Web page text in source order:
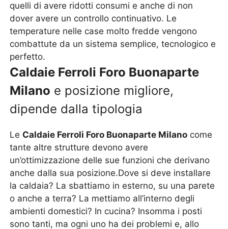
quelli di avere ridotti consumi e anche di non
dover avere un controllo continuativo. Le
temperature nelle case molto fredde vengono
combattute da un sistema semplice, tecnologico e
perfetto.
Caldaie Ferroli Foro Buonaparte
Milano e posizione migliore,
dipende dalla tipologia
Le Caldaie Ferroli Foro Buonaparte Milano come
tante altre strutture devono avere
un’ottimizzazione delle sue funzioni che derivano
anche dalla sua posizione.Dove si deve installare
la caldaia? La sbattiamo in esterno, su una parete
o anche a terra? La mettiamo all’interno degli
ambienti domestici? In cucina? Insomma i posti
sono tanti, ma ogni uno ha dei problemi e, allo